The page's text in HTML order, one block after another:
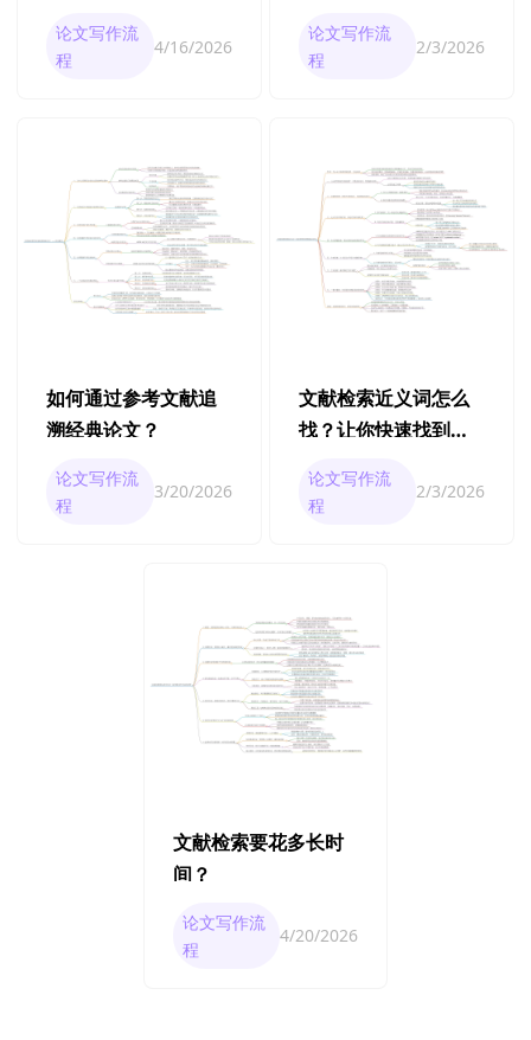
论文写作流
程
4/16/2026
论文写作流
程
2/3/2026
如何通过参考文献追
溯经典论文？
论文写作流
程
3/20/2026
文献检索近义词怎么
找？让你快速找到关
论文写作流
程
2/3/2026
文献检索要花多长时
间？
论文写作流
程
4/20/2026